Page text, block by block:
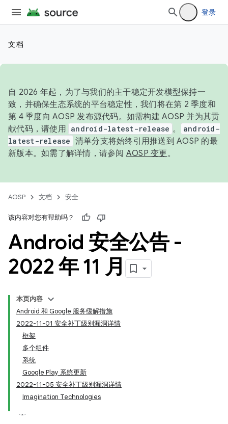
登录
文档
自 2026 年起，为了与我们的主干稳定开发模型保持一
致，并确保生态系统的平台稳定性，我们将在第 2 季度和
第 4 季度向 AOSP 发布源代码。如需构建 AOSP 并为其贡
献代码，请使用 android-latest-release 。
android-
latest-release 清单分支将始终引用推送到 AOSP 的最
新版本。如需了解详情，请参阅 AOSP 变更。
AOSP 文档 安全
该内容对您有帮助吗？
Android 安全公告 -
2022 年 11 月
本页内容
Android 和 Google 服务缓解措施
2022-11-01 安全补丁级别漏洞详情
框架
多个组件
系统
Google Play 系统更新
2022-11-05 安全补丁级别漏洞详情
Imagination Technologies